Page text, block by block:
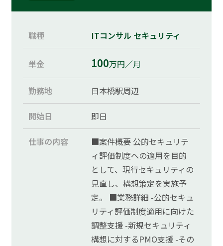
職種 ITコンサル セキュリティ
単金 100万円／月
勤務地 日本橋駅周辺
開始日 即日
仕事の内容
■案件概要 公的セキュリテ
ィ評価制度への適用を目的
として、現行セキュリティの
見直し、構想策定を実施予
定。 ■業務詳細 -公的セキュ
リティ評価制度適用に向けた
調整支援 -新規セキュリティ
構想に対するPMO支援 -その